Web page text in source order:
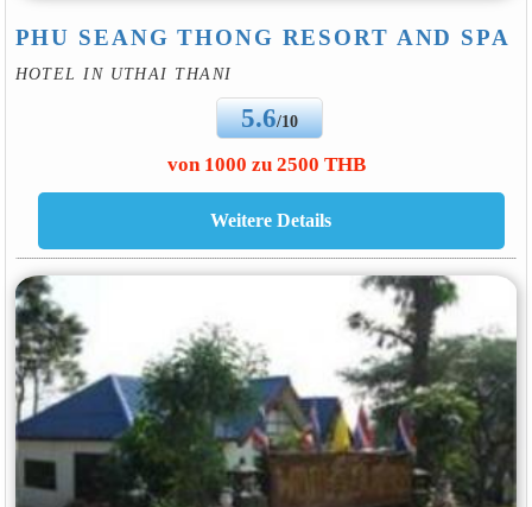
PHU SEANG THONG RESORT AND SPA
HOTEL IN UTHAI THANI
5.6/10
von 1000 zu 2500 THB